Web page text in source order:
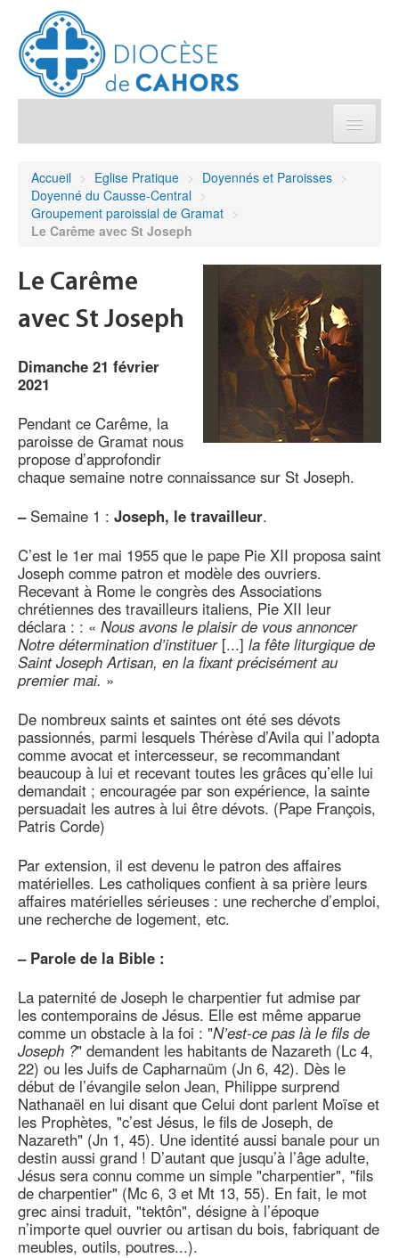
Démarches et sacrements
Agenda diocésain
Accueil > Eglise Pratique > Doyennés et Paroisses >
Doyenné du Causse-Central >
Groupement paroissial de Gramat >
Le Carême avec St Joseph
Le Carême
avec St Joseph
Dimanche 21 février
2021
Pendant ce Carême, la
paroisse de Gramat nous
propose d’approfondir
chaque semaine notre connaissance sur St Joseph.
–Semaine 1 : Joseph, le travailleur.
C’est le 1er mai 1955 que le pape Pie XII proposa saint
Joseph comme patron et modèle des ouvriers.
Recevant à Rome le congrès des Associations
chrétiennes des travailleurs italiens, Pie XII leur
déclara : : « Nous avons le plaisir de vous annoncer
Notre détermination d’instituer[...] la fête liturgique de
Saint Joseph Artisan, en la fixant précisément au
premier mai. »
De nombreux saints et saintes ont été ses dévots
passionnés, parmi lesquels Thérèse d’Avila qui l’adopta
comme avocat et intercesseur, se recommandant
beaucoup à lui et recevant toutes les grâces qu’elle lui
demandait ; encouragée par son expérience, la sainte
persuadait les autres à lui être dévots. (Pape François,
Patris Corde)
Par extension, il est devenu le patron des affaires
matérielles. Les catholiques confient à sa prière leurs
affaires matérielles sérieuses : une recherche d’emploi,
une recherche de logement, etc.
– Parole de la Bible :
La paternité de Joseph le charpentier fut admise par
les contemporains de Jésus. Elle est même apparue
comme un obstacle à la foi : "N’est-ce pas là le fils de
Joseph ?" demandent les habitants de Nazareth (Lc 4,
22) ou les Juifs de Capharnaüm (Jn 6, 42). Dès le
début de l’évangile selon Jean, Philippe surprend
Nathanaël en lui disant que Celui dont parlent Moïse et
les Prophètes, "c’est Jésus, le fils de Joseph, de
Nazareth" (Jn 1, 45). Une identité aussi banale pour un
destin aussi grand ! D’autant que jusqu’à l’âge adulte,
Jésus sera connu comme un simple "charpentier", "fils
de charpentier" (Mc 6, 3 et Mt 13, 55). En fait, le mot
grec ainsi traduit, "tektôn", désigne à l’époque
n’importe quel ouvrier ou artisan du bois, fabriquant de
meubles, outils, poutres...).